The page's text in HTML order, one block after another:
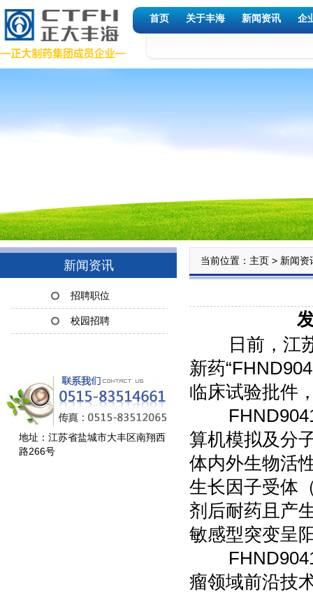
首页 关于丰海 新闻资讯 企
新闻资讯
招聘职位
校园招聘
地址：江苏省盐城市大丰区南翔西
路266号
当前位置： 主页 > 新闻资
日前，江苏
新药
临床试验批件
FHND9041
算机模拟及分
体内外生物活
生长因子受体
剂后耐药且产
敏感型突变呈
FHND9041
瘤领域前沿技